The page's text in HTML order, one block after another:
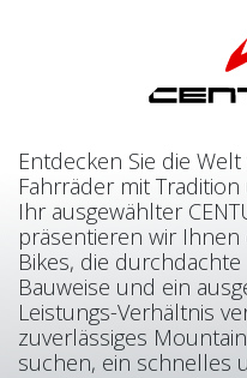
Entdecken Sie die Welt
Fahrräder mit
Ihr ausgewählter
präsentieren wir Ihnen
Bikes, die
Bauweise und ein
Leistungs-Verhältnis
zuverlässiges
suchen, ein schnelles